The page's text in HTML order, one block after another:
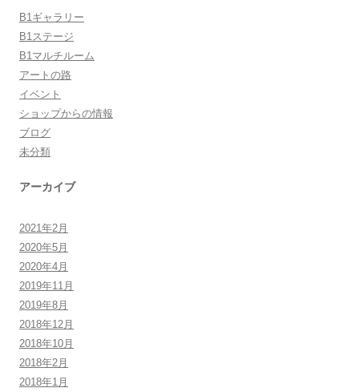
B1ギャラリー
B1ステージ
B1マルチルーム
アートの路
イベント
ショップからの情報
ブログ
未分類
アーカイブ
2021年2月
2020年5月
2020年4月
2019年11月
2019年8月
2018年12月
2018年10月
2018年2月
2018年1月